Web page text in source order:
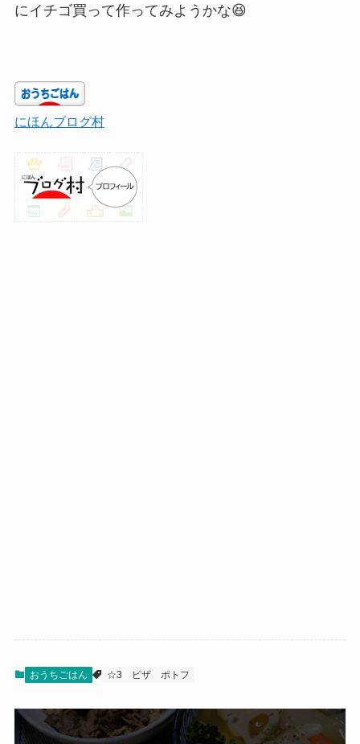
にイチゴ買って作ってみようかな😆
にほんブログ村
おうちごはん ☆3 ピザ ポトフ